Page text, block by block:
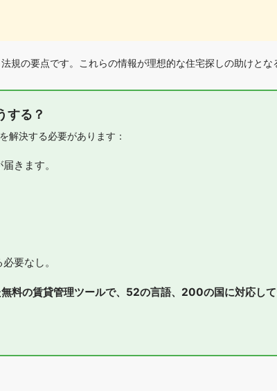
の要点です。これらの情報が理想的な住宅探しの助けとな
する？
解決する必要があります：
きます。
要なし。
の賃貸管理ツールで、52の言語、200の国に対応して